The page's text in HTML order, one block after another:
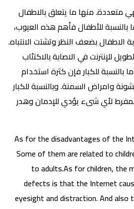
متعددة. منها ما يتعلق بالاطفال
بالنسبة للأطفال فأهم هذه العيوب،
الاطفال بضعف النظر وتشتت الانتباه.
للإنترنت في الاصابة بالاكتئاب
بالنسبة للكبار فإن كثرة استخدام
وامراض السمنة. وبالنسبة للكبار
لأي شىء يؤدي للإدمان وهدر
As for the disadvantages of the
Some of them are related to
to adults.As for children, the
defects is that the Internet
eyesight and distraction. And also